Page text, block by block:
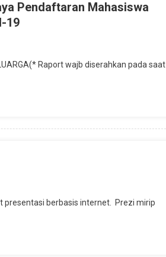
Pendaftaran Mahasiswa
19
Raport wajb diserahkan pada saat
presentasi berbasis internet. Prezi mirip